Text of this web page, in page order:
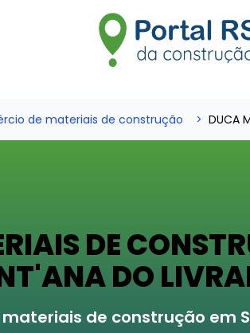
de materiais de construção DUCA
DE
DO
de construção em